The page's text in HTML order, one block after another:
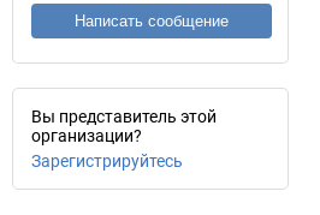
Написать сообщение
Вы представитель этой
организации?
Зарегистрируйтесь